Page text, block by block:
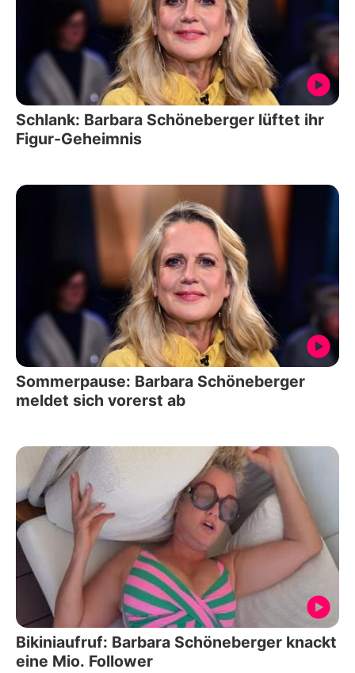
Schlank: Barbara Schöneberger lüftet ihr
Figur-Geheimnis
Sommerpause: Barbara Schöneberger
meldet sich vorerst ab
Bikiniaufruf: Barbara Schöneberger knackt
eine Mio. Follower